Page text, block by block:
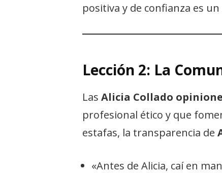
positiva y de confianza es
Lección 2: La
Las Alicia Collado
profesional ético y que
estafas, la transparencia de
«Antes de Alicia, caí en